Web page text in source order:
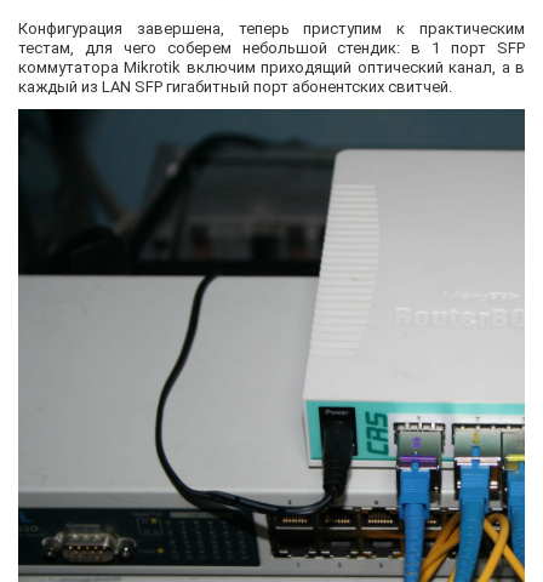
Конфигурация завершена, теперь приступим к практическим
тестам, для чего соберем небольшой стендик: в 1 порт SFP
коммутатора Mikrotik включим приходящий оптический канал, а в
каждый из LAN SFP гигабитный порт абонентских свитчей.